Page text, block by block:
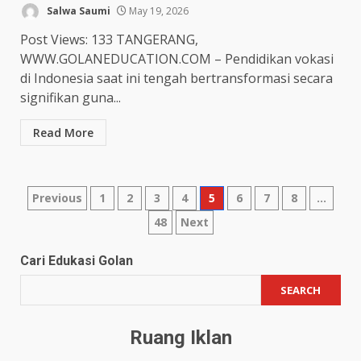
Salwa Saumi May 19, 2026
Post Views: 133 TANGERANG,
WWW.GOLANEDUCATION.COM – Pendidikan vokasi
di Indonesia saat ini tengah bertransformasi secara
signifikan guna...
Read More
Posts
Previous 1 2 3 4 5 6 7 8
…
48
Next
Cari Edukasi Golan
SEARCH
Ruang Iklan